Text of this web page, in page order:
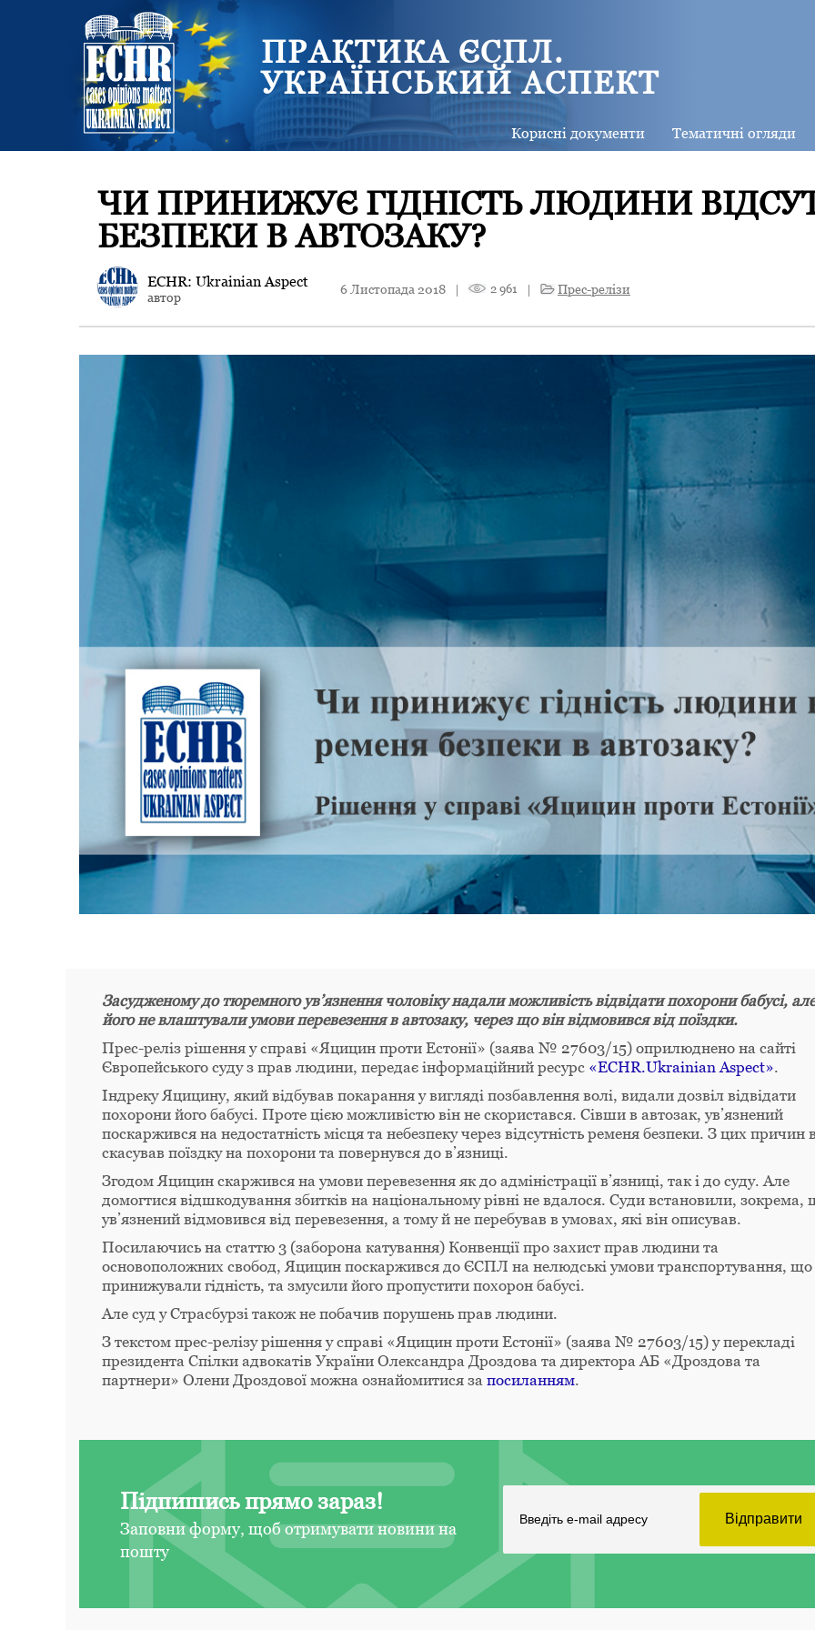
ПРАКТИКА ЄСПЛ.
УКРАЇНСЬКИЙ АСПЕКТ
Корисні документи Тематичні огляди
ЧИ ПРИНИЖУЄ ГІДНІСТЬ ЛЮДИНИ
БЕЗПЕКИ В АВТОЗАКУ?
ECHR: Ukrainian Aspect
автор
6 Листопада 2018 | 2 961 | Прес-релізи
Засудженому до тюремного ув’язнення чоловіку надали можливість відвідати похорони бабусі, але
його не влаштували умови перевезення в автозаку, через що він відмовився від поїздки.
Прес-реліз рішення у справі «Яцицин проти Естонії» (заява № 27603/15) оприлюднено на сайті
Європейського суду з прав людини, передає інформаційний ресурс «ECHR.Ukrainian Aspect».
Індреку Яцицину, який відбував покарання у вигляді позбавлення волі, видали дозвіл відвідати
похорони його бабусі. Проте цією можливістю він не скористався. Сівши в автозак, ув’язнений
поскаржився на недостатність місця та небезпеку через відсутність ременя безпеки. З цих причин
скасував поїздку на похорони та повернувся до в’язниці.
Згодом Яцицин скаржився на умови перевезення як до адміністрації в’язниці, так і до суду. Але
домогтися відшкодування збитків на національному рівні не вдалося. Суди встановили, зокрема,
ув’язнений відмовився від перевезення, а тому й не перебував в умовах, які він описував.
Посилаючись на статтю 3 (заборона катування) Конвенції про захист прав людини та
основоположних свобод, Яцицин поскаржився до ЄСПЛ на нелюдські умови транспортування, що
принижували гідність, та змусили його пропустити похорон бабусі.
Але суд у Страсбурзі також не побачив порушень прав людини.
З текстом прес-релізу рішення у справі «Яцицин проти Естонії» (заява № 27603/15) у перекладі
президента Спілки адвокатів України Олександра Дроздова та директора АБ «Дроздова та
партнери» Олени Дроздової можна ознайомитися за посиланням.
Підпишись прямо зараз!
Заповни форму, щоб отримувати новини на
пошту